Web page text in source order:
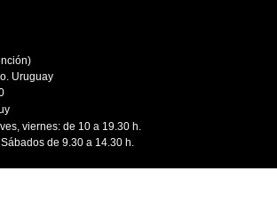
Uruguay
viernes: de 10 a 19.30 h.
de 9.30 a 14.30 h.